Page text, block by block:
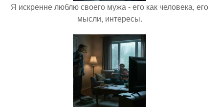
Я искренне люблю своего мужа - его как человека, его
мысли, интересы.